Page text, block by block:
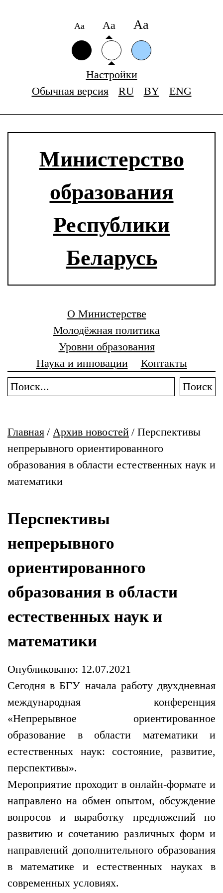
Аа Аа Аа
Настройки
Обычная версия
RU BY ENG
Министерство
образования
Республики
Беларусь
О Министерстве
Молодёжная политика
Уровни образования
Наука и инновации
Контакты
Поиск
Главная / Архив новостей / Перспективы
непрерывного ориентированного
образования в области естественных наук и
математики
Перспективы
непрерывного
ориентированного
образования в области
естественных наук и
математики
Опубликовано: 12.07.2021
Сегодня в БГУ начала работу двухдневная
международная конференция
«Непрерывное ориентированное
образование в области математики и
естественных наук: состояние, развитие,
перспективы».
Мероприятие проходит в онлайн-формате и
направлено на обмен опытом, обсуждение
вопросов и выработку предложений по
развитию и сочетанию различных форм и
направлений дополнительного образования
в математике и естественных науках в
современных условиях.